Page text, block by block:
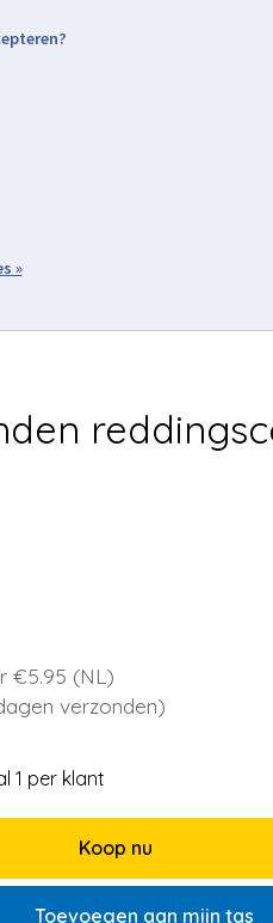
€5.95 (NL)
verzonden)
1 per klant
Koop nu
Toevoegen aan mijn tas
»